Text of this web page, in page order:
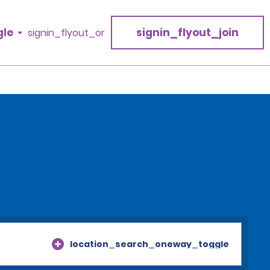
signin_flyout_or signin_flyout_join
location_search_oneway_toggle